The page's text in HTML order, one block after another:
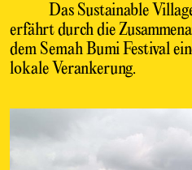
Das Sustainable
erfährt durch die
dem Semah Bumi Festival
lokale Verankerung.